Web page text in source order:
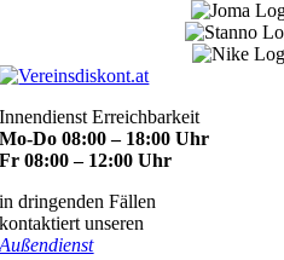
Innendienst Erreichbarkeit
Mo-Do 08:00 – 18:00 Uhr
Fr 08:00 – 12:00 Uhr
in dringenden Fällen
kontaktiert unseren
Außendienst